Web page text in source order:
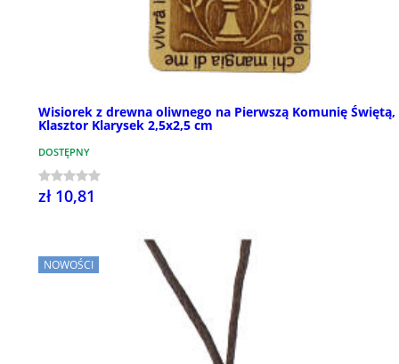
Wisiorek z drewna oliwnego na Pierwszą Komunię Świętą,
Klasztor Klarysek 2,5x2,5 cm
DOSTĘPNY
zł 10,81
NOWOŚCI